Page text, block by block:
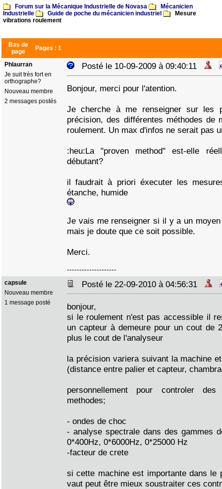
Forum sur la Mécanique Industrielle de Novasa
Mécanicien
Industrielle
Guide de poche du mécanicien industriel
Mesure
vibrations roulement
Bas de
page
Pages : 1
Phlaurran
Je suit très fort en
orthographe?
Nouveau membre
2 messages postés
Posté le 10-09-2009 à 09:40:11
Bonjour, merci pour l'atention.
Je cherche à me renseigner sur les
précision, des différentes méthodes de
roulement. Un max d'infos ne serait pas
:heu:La "proven method" est-elle
débutant?
il faudrait à priori éxecuter les
étanche, humide
Je vais me renseigner si il y a un
mais je doute que ce soit possible.
Merci.
--------------------
capsule
Nouveau membre
1 message posté
Posté le 22-09-2010 à 04:56:31
bonjour,
si le roulement n'est pas accessible il
un capteur à demeure pour un cout de
plus le cout de l'analyseur
la précision variera suivant la machine
(distance entre palier et capteur,
personnellement pour controler
methodes;
- ondes de choc
- analyse spectrale dans des gammes
0*400Hz, 0*6000Hz, 0*25000 Hz
-facteur de crete
si cette machine est importante dans le
vaut peut être mieux soustraiter ces